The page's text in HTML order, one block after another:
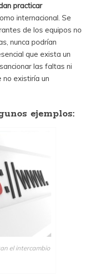
practicar
internacional. Se
de los equipos no
nunca podrían
que exista un
las faltas ni
no existiría un
ejemplos:
el intercambio